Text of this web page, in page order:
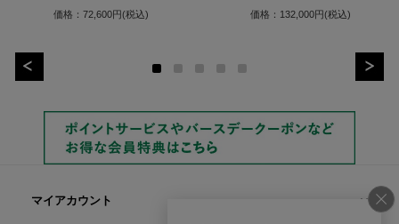
価格：72,600円(税込)
価格：132,000円(税込)
マイアカウント